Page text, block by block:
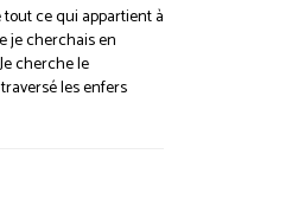
tout ce qui appartient à
je cherchais en
cherche le
les enfers